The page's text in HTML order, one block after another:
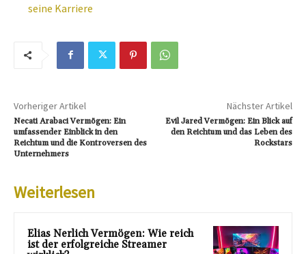
seine Karriere
Vorheriger Artikel
Necati Arabaci Vermögen: Ein
umfassender Einblick in den
Reichtum und die Kontroversen des
Unternehmers
Nächster Artikel
Evil Jared Vermögen: Ein Blick auf
den Reichtum und das Leben des
Rockstars
Weiterlesen
Elias Nerlich Vermögen: Wie reich
ist der erfolgreiche Streamer